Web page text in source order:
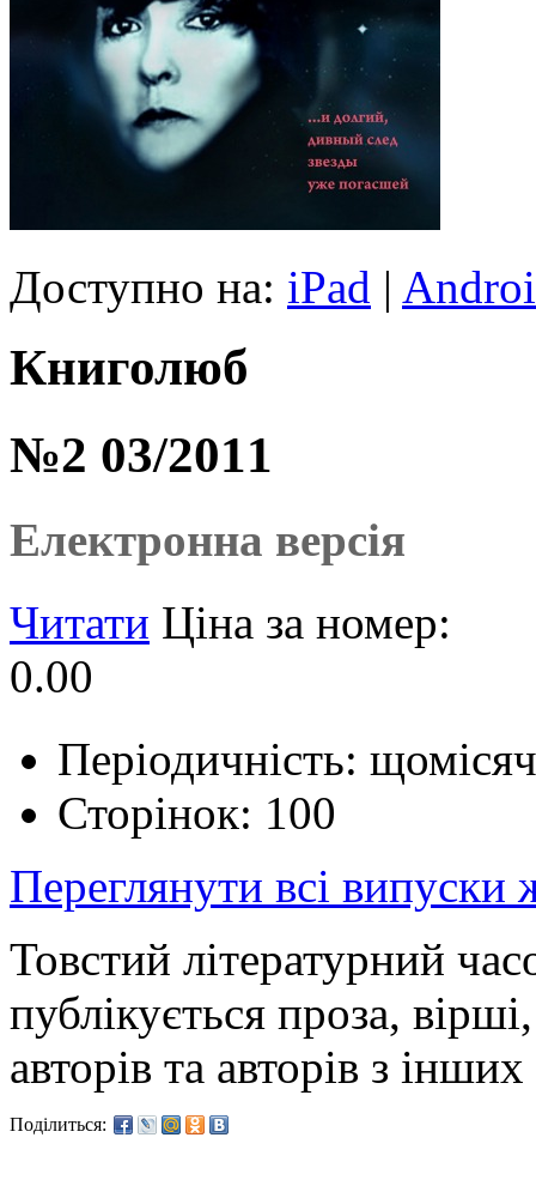
Доступно на: iPad |
Книголюб
№2 03/2011
Електронна версія
Читати Ціна за номер:
0.00
Періодичність:
Сторінок: 100
Переглянути всі випуски
Товстий літературний
публікується проза,
авторів та авторів з інших
Поділиться: